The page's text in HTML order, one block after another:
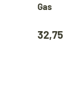
Gas
32,75